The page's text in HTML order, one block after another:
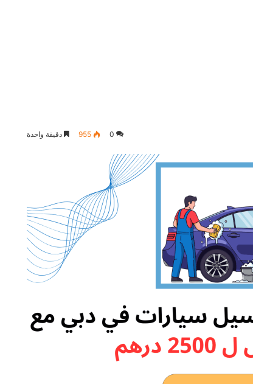
0
955 دقيقة واحدة